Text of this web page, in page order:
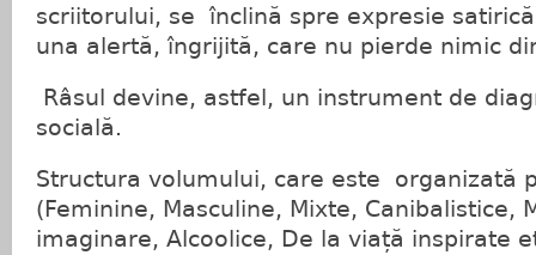
scriitorului, se înclină spre expresie
una alertă, îngrijită, care nu pierde nimic
Râsul devine, astfel, un instrument de
socială.
Structura volumului, care este organizată
(Feminine, Masculine, Mixte, Canibalistice,
imaginare, Alcoolice, De la viață inspirate